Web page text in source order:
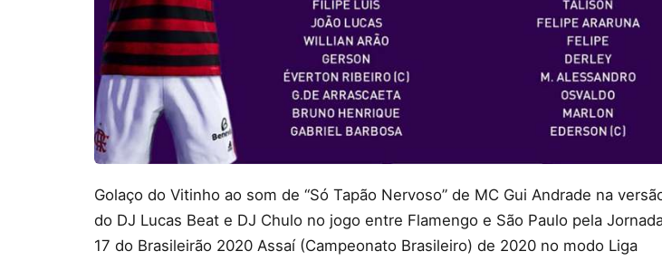
Golaço do Vitinho ao som de “Só Tapão Nervoso” de MC Gui Andrade na
do DJ Lucas Beat e DJ Chulo no jogo entre Flamengo e São Paulo pela
17 do Brasileirão 2020 Assaí (Campeonato Brasileiro) de 2020 no modo Liga